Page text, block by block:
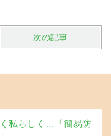
次の記事
私らしく…「簡易防